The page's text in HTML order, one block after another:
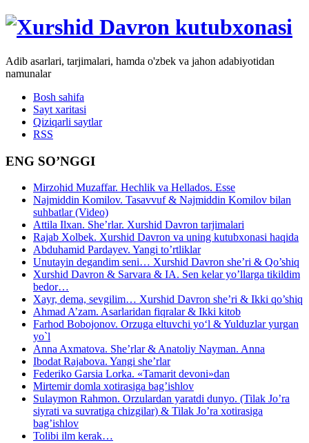
Adib asarlari, tarjimalari, hamda o'zbek va jahon adabiyotidan
namunalar
Bosh sahifa
Sayt xaritasi
Qiziqarli saytlar
RSS
ENG SO’NGGI
Mirzohid Muzaffar. Hechlik va Hellados. Esse
Najmiddin Komilov. Tasavvuf & Najmiddin Komilov bilan
suhbatlar (Video)
Attila Ilxan. She’rlar. Xurshid Davron tarjimalari
Rajab Xolbek. Xurshid Davron va uning kutubxonasi haqida
Abduhamid Pardayev. Yangi to’rtliklar
Unutayin degandim seni… Xurshid Davron she’ri & Qo’shiq
Xurshid Davron & Sarvara & IA. Sen kelar yo’llarga tikildim
bedor…
Xayr, dema, sevgilim… Xurshid Davron she’ri & Ikki qo’shiq
Ahmad A’zam. Asarlaridan fiqralar & Ikki kitob
Farhod Bobojonov. Orzuga eltuvchi yo‘l & Yulduzlar yurgan
yo`l
Anna Axmatova. She’rlar & Anatoliy Nayman. Anna
Ibodat Rajabova. Yangi she’rlar
Federiko Garsia Lorka. «Tamarit devoni»dan
Mirtemir domla xotirasiga bag’ishlov
Sulaymon Rahmon. Orzulardan yaratdi dunyo. (Tilak Jo’ra
siyrati va suvratiga chizgilar) & Tilak Jo’ra xotirasiga
bag’ishlov
Tolibi ilm kerak…